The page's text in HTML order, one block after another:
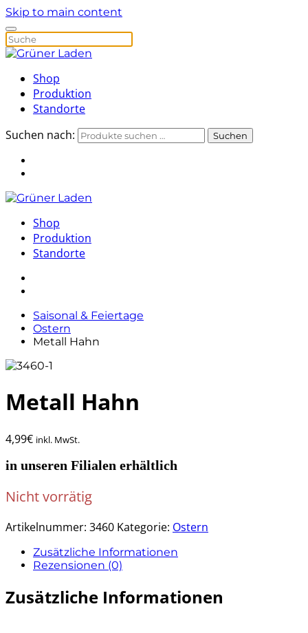
Skip to main content
Shop
Produktion
Standorte
Suchen nach:
Suchen
Shop
Produktion
Standorte
Saisonal & Feiertage
Ostern
Metall Hahn
Metall Hahn
4,99€ inkl. MwSt.
in unseren Filialen erhältlich
Nicht vorrätig
Artikelnummer: 3460 Kategorie: Ostern
Zusätzliche Informationen
Rezensionen (0)
Zusätzliche Informationen